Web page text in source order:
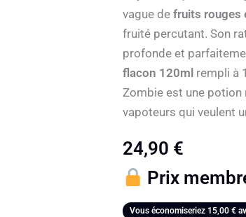
vague de fruits rouges
fruité percutant. Son
profonde et
flacon 120ml rempli à
Zombie est une
vapoteurs qui veulent
24,90 €
Prix
Vous économiseriez 15,00 €
Call
Of
–
Citron
fruits
rouges
grenade